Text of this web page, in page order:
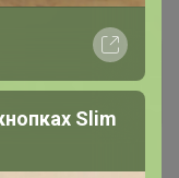
Slim